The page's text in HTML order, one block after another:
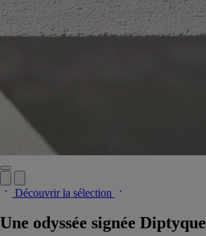
Découvrir la sélection
Une odyssée signée Diptyque